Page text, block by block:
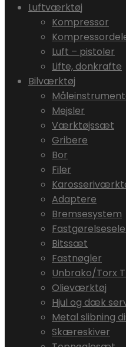
Luftværktøj
Kompressor
Luft – pistoler
Lifte, donkrafte
Bilværktøj
Mejsler
Værktøjssæt
Gribere
Bor
Filer
Adaptere
Bremsesystem
Bitssæt
Fastnøgler
Unbrako/Torx
Olieværktøj
Hjul og dæk
Metal slibning
Skæreskiver